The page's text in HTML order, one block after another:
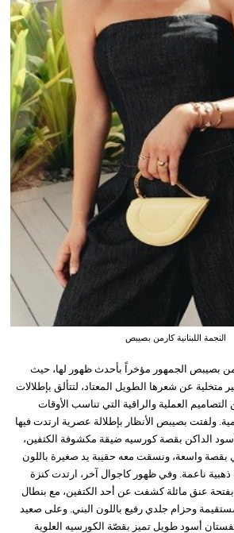
النجمة اللبنانية كارمن بصيبص
بصيبص الجمهور مؤخراً بأحدث ظهور لها، حيث
عن شعرها الطويل المعتاد، لتتألق بإطلالات
العملية والراقية التي تناسب الأوقات
ولفتت بصيبص الأنظار بإطلالة عصرية ارتدت فيها
الداكن بقصة كورسيه ضيقة مكشوفة الكتفين،
بقصة واسعة، ونسقت معه حقيبة يد صغيرة باللون
ناعمة. وفي ظهور كاجوال آخر، ارتدت كنزة
بفتحة عنق مائلة كشفت عن أحد الكتفين، مع بنطال
وحزام جلدي رفيع باللون البني. وعلى صعيد
أسود طويل تميز بقصّة الكورسيه العلوية